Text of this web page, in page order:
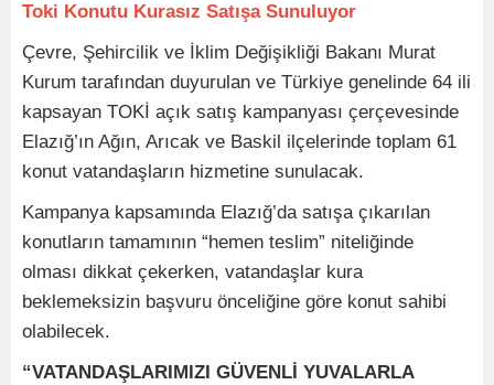
Toki Konutu Kurasız Satışa Sunuluyor
Çevre, Şehircilik ve İklim Değişikliği Bakanı Murat
Kurum tarafından duyurulan ve Türkiye genelinde 64 ili
kapsayan TOKİ açık satış kampanyası çerçevesinde
Elazığ’ın Ağın, Arıcak ve Baskil ilçelerinde toplam 61
konut vatandaşların hizmetine sunulacak.
Kampanya kapsamında Elazığ’da satışa çıkarılan
konutların tamamının “hemen teslim” niteliğinde
olması dikkat çekerken, vatandaşlar kura
beklemeksizin başvuru önceliğine göre konut sahibi
olabilecek.
“VATANDAŞLARIMIZI GÜVENLİ YUVALARLA